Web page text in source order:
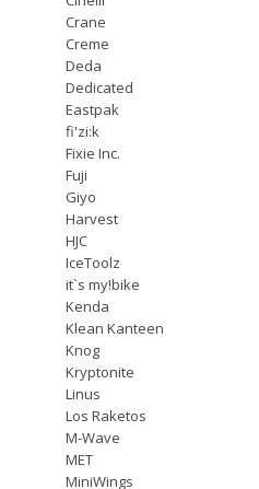
Crane
Creme
Deda
Dedicated
Eastpak
fi'zi:k
Fixie Inc.
Fuji
Giyo
Harvest
HJC
IceToolz
it`s my!bike
Kenda
Klean Kanteen
Knog
Kryptonite
Linus
Los Raketos
M-Wave
MET
MiniWings